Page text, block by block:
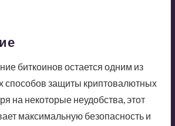
биткоинов остается одним из
защиты криптовалютных
на некоторые неудобства, этот
максимальную безопасность и